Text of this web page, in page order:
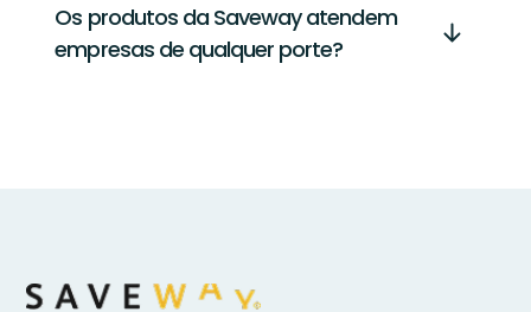
Os produtos da Saveway atendem
empresas de qualquer porte?